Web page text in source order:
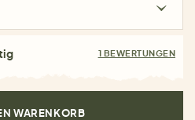
1 BEWERTUNGEN
WARENKORB